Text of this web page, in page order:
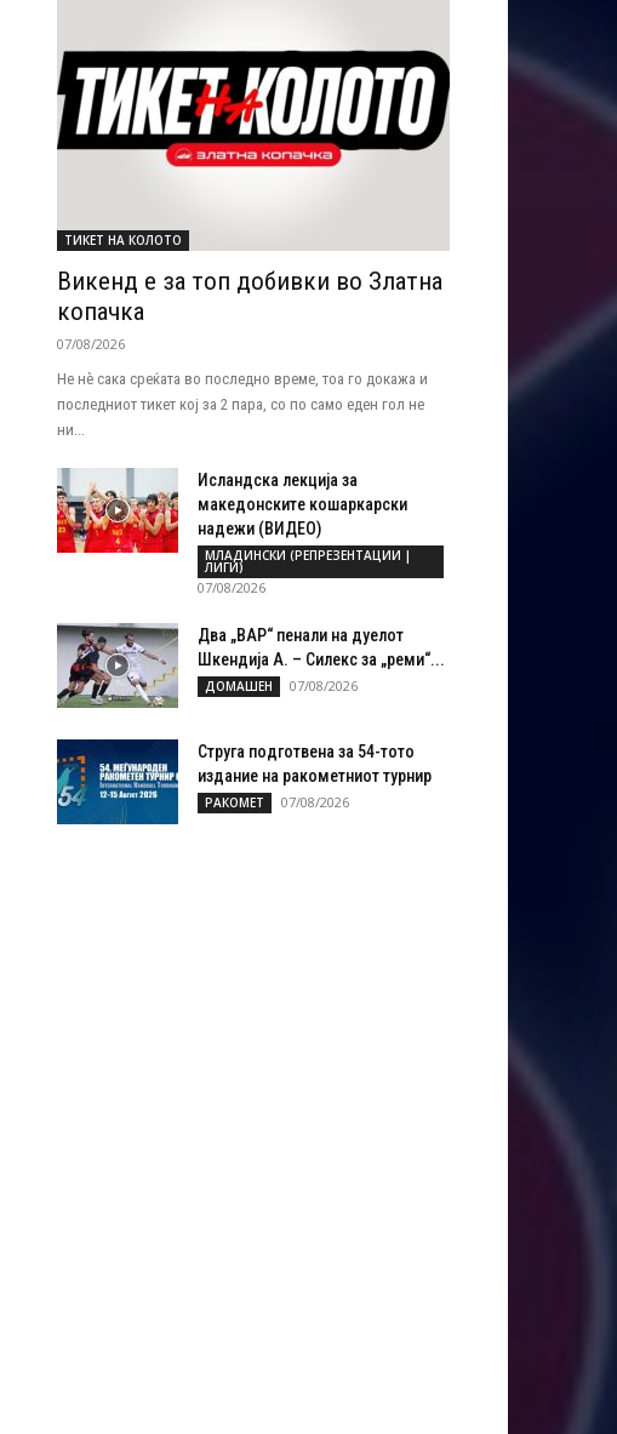
ТИКЕТ НА КОЛОТО
Викенд е за топ добивки во Златна
копачка
07/08/2026
Не нѐ сака среќата во последно време, тоа го докажа и
последниот тикет кој за 2 пара, со по само еден гол не
ни...
Исландска лекција за
македонските кошаркарски
надежи (ВИДЕО)
МЛАДИНСКИ (РЕПРЕЗЕНТАЦИИ |
ЛИГИ)
07/08/2026
Два „ВАР“ пенали на дуелот
Шкендија А. – Силекс за „реми“...
ДОМАШЕН 07/08/2026
Струга подготвена за 54-тото
издание на ракометниот турнир
РАКОМЕТ 07/08/2026